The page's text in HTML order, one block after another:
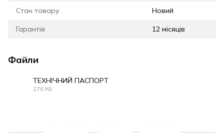
Стан товару Новий
Гарантія 12 місяців
Файли
ТЕХНІЧНИЙ ПАСПОРТ
276 КБ